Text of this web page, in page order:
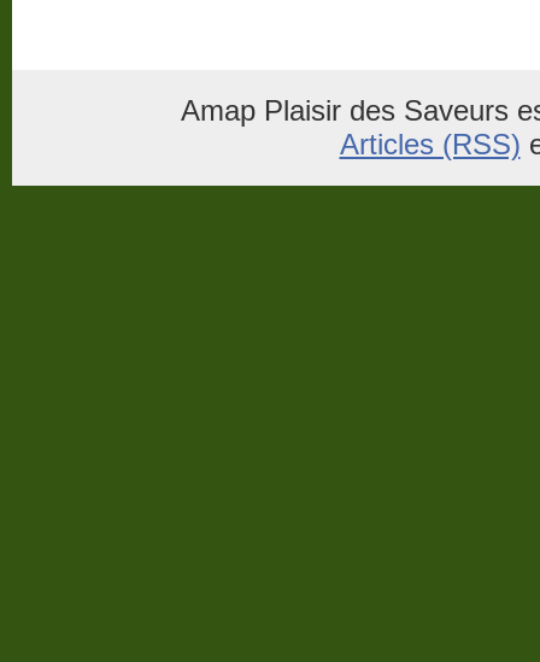
Amap Plaisir des Saveurs
Articles (RSS)